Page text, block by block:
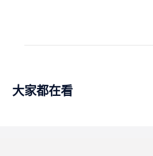
大家都在看